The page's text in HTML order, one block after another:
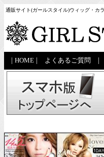
通販サイト(ガールスタイル)ウィッグ・カ
HOME よくあるご質問